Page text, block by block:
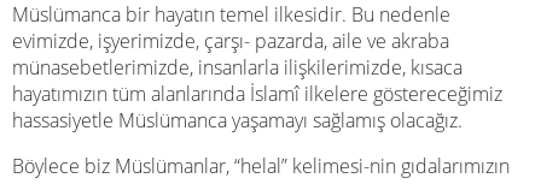
Müslümanca bir hayatın temel ilkesidir. Bu nedenle
evimizde, işyerimizde, çarşı- pazarda, aile ve akraba
münasebetlerimizde, insanlarla ilişkilerimizde, kısaca
hayatımızın tüm alanlarında İslamî ilkelere göstereceğimiz
hassasiyetle Müslümanca yaşamayı sağlamış olacağız.
Böylece biz Müslümanlar, “helal” kelimesi-nin gıdalarımızın